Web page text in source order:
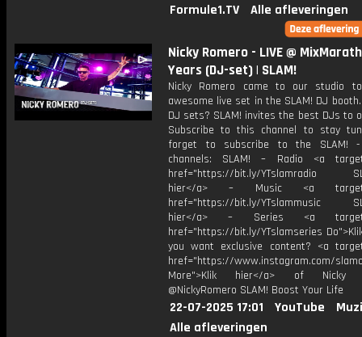
Formule1.TV
Alle afleveringen
Nicky Romero - LIVE @
Years (DJ-set) | SLAM!
Nicky Romero came to our studio
awesome live set in the SLAM! DJ
DJ sets? SLAM! invites the best DJs to
Subscribe to this channel to stay
forget to subscribe to the SLAM! -
channels: SLAM! – Radio <a
href="https://bit.ly/YTslamradio
hier</a> – Music <a
href="https://bit.ly/YTslammusic
hier</a> – Series <a
href="https://bit.ly/YTslamseries
you want exclusive content? <a
href="https://www.instagram.com/
More">Klik hier</a> of Nicky
@NickyRomero SLAM! Boost Your Life
22-07-2025 17:01 YouTube
Alle afleveringen